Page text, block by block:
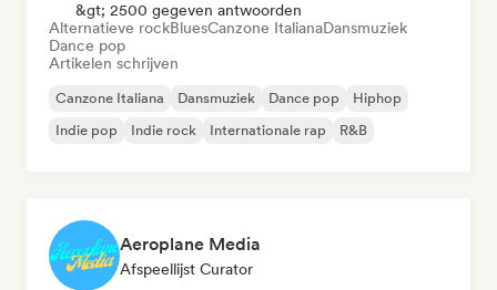
&gt; 2500 gegeven antwoorden
Alternatieve rockBluesCanzone ItalianaDansmuziek
Dance pop
Artikelen schrijven
Canzone Italiana Dansmuziek Dance pop
Hiphop
Indie pop
Indie rock Internationale rap R&B
Aeroplane Media
Afspeellijst Curator